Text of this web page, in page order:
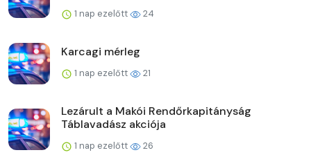
1 nap ezelőtt 24
Karcagi mérleg
1 nap ezelőtt 21
Lezárult a Makói Rendőrkapitányság
Táblavadász akciója
1 nap ezelőtt 26